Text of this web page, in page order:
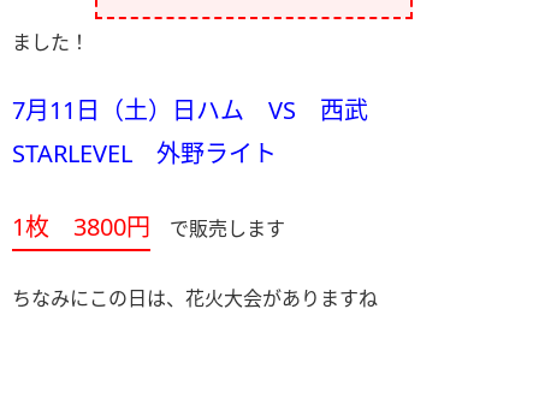
ました！
7月11日（土）日ハム VS 西武
STARLEVEL 外野ライト
1枚 3800円 で販売します
ちなみにこの日は、花火大会がありますね